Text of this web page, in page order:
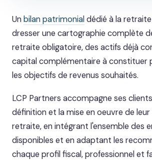
Un bilan patrimonial dédié à la
dresser une cartographie complète
retraite obligatoire, des actifs déjà
capital complémentaire à constituer
les objectifs de revenus souhaités.
LCP Partners accompagne ses
définition et la mise en oeuvre de
retraite, en intégrant l'ensemble des
disponibles et en adaptant les
chaque profil fiscal, professionnel et